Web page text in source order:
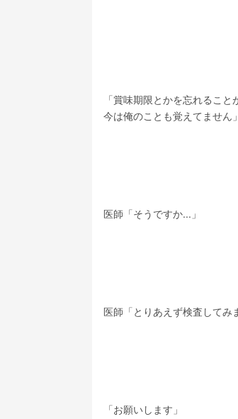
「賞味期限とかを忘れること
今は俺のことも覚えてません」
医師「そうですか...」
医師「とりあえず検査してみ
「お願いします」